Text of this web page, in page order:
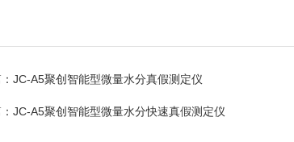
JC-A5聚创智能型微量水分真假测定仪
JC-A5聚创智能型微量水分快速真假测定仪